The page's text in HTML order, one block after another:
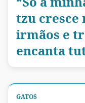
tzu cresce
irmãos e
encanta
GATOS